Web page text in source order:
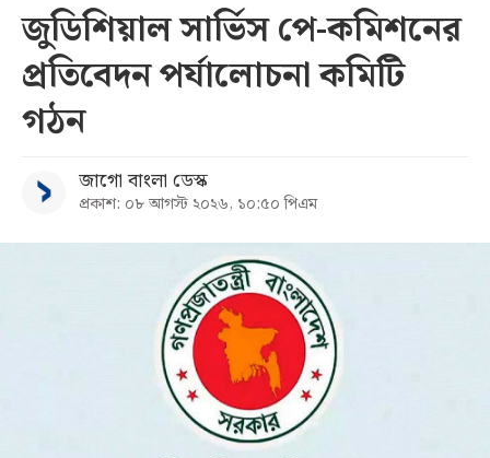
জুডিশিয়াল সার্ভিস পে-কমিশনের
প্রতিবেদন পর্যালোচনা কমিটি
গঠন
জাগো বাংলা ডেস্ক
প্রকাশ: ০৮ আগস্ট ২০২৬, ১০:৫০ পিএম